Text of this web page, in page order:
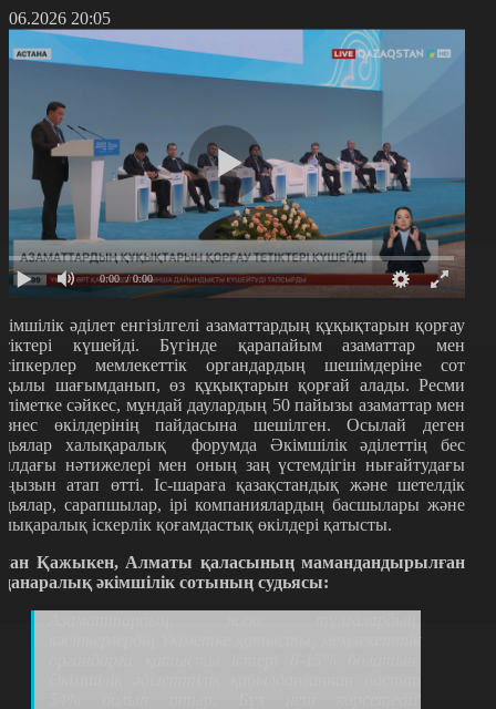
20:05
0:00 / 0:00
әділет енгізілгелі азаматтардың құқықтарын қорғау
күшейді.Бүгінде қарапайым азаматтар мен
мемлекеттік органдардың шешімдеріне сот
шағымданып, өз құқықтарын қорғай алады. Ресми
сәйкес, мұндай даулардың 50 пайызы азаматтар мен
өкілдерінің пайдасына шешілген. Осылай деген
халықаралық форумда Әкімшілік әділеттің бес
нәтижелері мен оның заң үстемдігін нығайтудағы
атап өтті. Іс-шараға қазақстандық және шетелдік
сарапшылар, ірі компаниялардың басшылары және
іскерлік қоғамдастық өкілдері қатысты.
Қажыкен, Алматы қаласының мамандандырылған
әкімшілік сотының судьясы: